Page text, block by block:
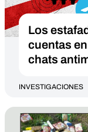
Los
cuentas
chats
INVESTIGACIONES